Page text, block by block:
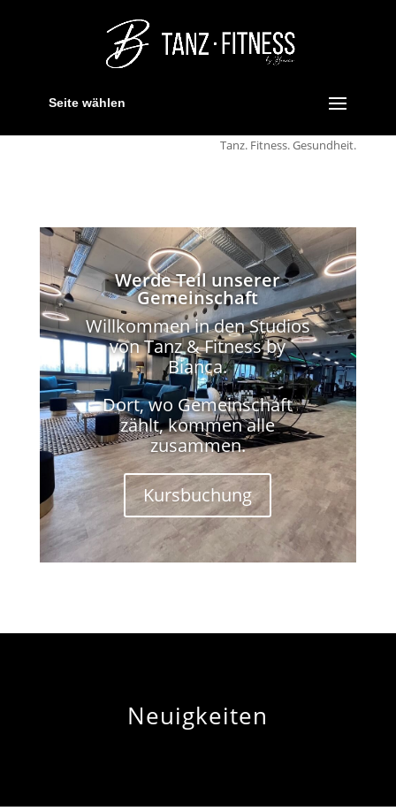
Seite wählen
Tanz. Fitness. Gesundheit.
Werde Teil unserer
Gemeinschaft
Willkommen in den Studios
von Tanz & Fitness by
Bianca.
Dort, wo Gemeinschaft
zählt, kommen alle
zusammen.
Kursbuchung
Neuigkeiten